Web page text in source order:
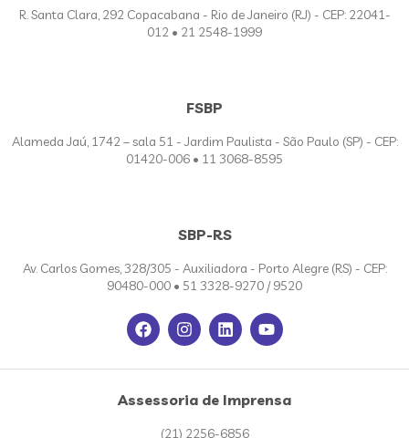
R. Santa Clara, 292 Copacabana - Rio de Janeiro (RJ) - CEP: 22041-
012 • 21 2548-1999
FSBP
Alameda Jaú, 1742 – sala 51 - Jardim Paulista - São Paulo (SP) - CEP:
01420-006 • 11 3068-8595
SBP-RS
Av. Carlos Gomes, 328/305 - Auxiliadora - Porto Alegre (RS) - CEP:
90480-000 • 51 3328-9270 / 9520
Assessoria de Imprensa
(21) 2256-6856